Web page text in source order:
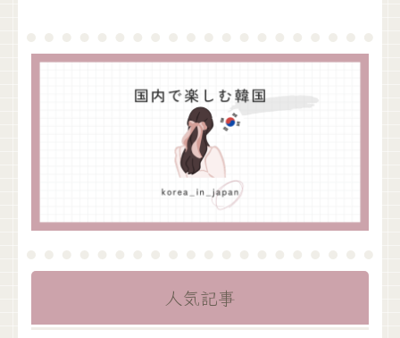
人気記事